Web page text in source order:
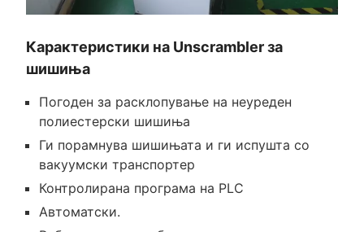
Карактеристики на Unscrambler за
шишиња
Погоден за расклопување на неуреден
полиестерски шишиња
Ги порамнува шишињата и ги испушта со
вакуумски транспортер
Контролирана програма на PLC
Автоматски.